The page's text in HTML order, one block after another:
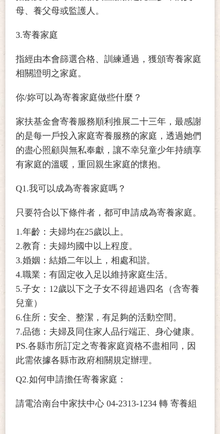
母、養父母或監護人。
3.寄養家庭
指經由本會篩選合格、訓練通過，獲頒寄養家庭
相關證明之家庭。
你/妳可以為寄養家庭做些什麼？
家扶基金會寄養服務順利推展二十三年，最感謝
的是每一戶投入家庭寄養服務的家庭，透過她們
的盡心照顧與無私奉獻，讓不幸兒童少年持續享
有家庭的溫暖，重回親生家庭的懷抱。
Q1.我可以成為寄養家庭嗎？
只要符合以下條件者，都可申請成為寄養家庭。
1.年齡：夫婦均在25歲以上。
2.教育：夫婦均國中以上程度。
3.婚姻：結婚二年以上，相處和諧。
4.職業：有固定收入足以維持家庭生活。
5.子女：12歲以下之子女不得超過四名（含寄養
兒童）
6.住所：安全、整潔，有足夠的活動空間。
7.品德：夫婦及同住家人品行端正、身心健康。
PS.各縣市所訂定之寄養家庭資格不盡相同，因
此需依據各縣市政府相關規定辦理。
Q2.如何申請擔任寄養家庭：
請電洽南台中家扶中心 04-2313-1234 轉 寄養組